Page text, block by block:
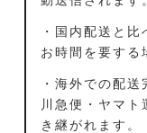
・国内配送と
お時間を要する
・海外での配
川急便・ヤマト
き継がれます。